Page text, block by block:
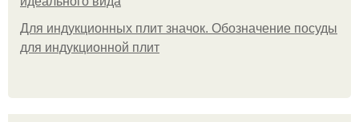
Для индукционных плит значок. Обозначение посуды
для индукционной плит